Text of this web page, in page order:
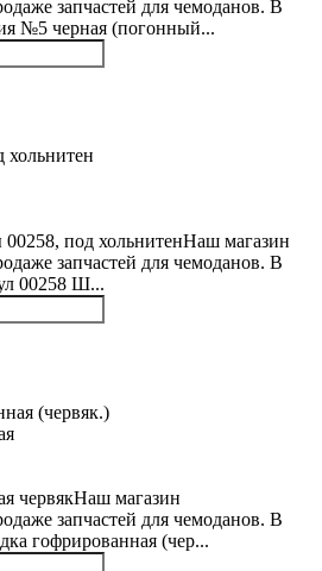
запчастей для чемоданов. В
№5 черная (погонный...
под хольнитенНаш магазин
запчастей для чемоданов. В
00258 Ш...
червякНаш магазин
запчастей для чемоданов. В
гофрированная (чер...